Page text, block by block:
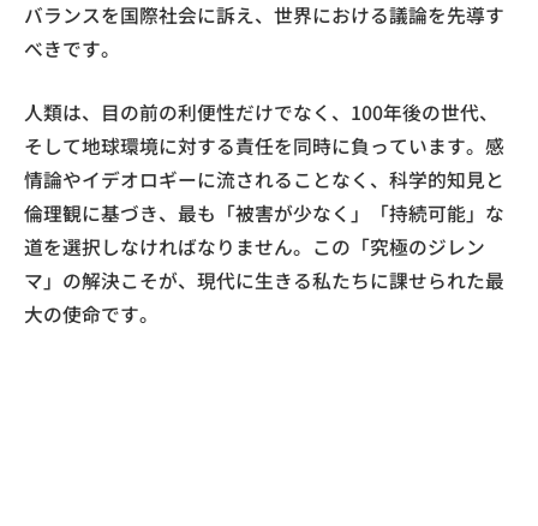
バランスを国際社会に訴え、世界における議論を先導す
べきです。
人類は、目の前の利便性だけでなく、100年後の世代、
そして地球環境に対する責任を同時に負っています。感
情論やイデオロギーに流されることなく、科学的知見と
倫理観に基づき、最も「被害が少なく」「持続可能」な
道を選択しなければなりません。この「究極のジレン
マ」の解決こそが、現代に生きる私たちに課せられた最
大の使命です。